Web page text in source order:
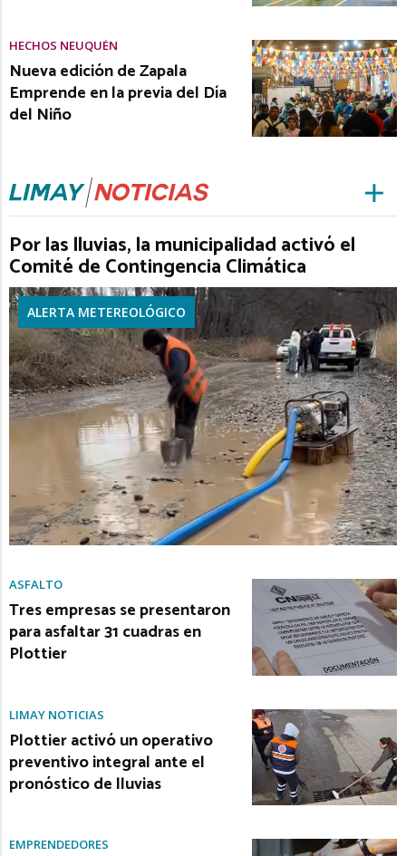
HECHOS NEUQUÉN
Nueva edición de Zapala
Emprende en la previa del Día
del Niño
Por las lluvias, la municipalidad activó el
Comité de Contingencia Climática
ALERTA METEREOLÓGICO
ASFALTO
Tres empresas se presentaron
para asfaltar 31 cuadras en
Plottier
LIMAY NOTICIAS
Plottier activó un operativo
preventivo integral ante el
pronóstico de lluvias
EMPRENDEDORES